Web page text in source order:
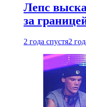
Лепс
за
2 года спустя2